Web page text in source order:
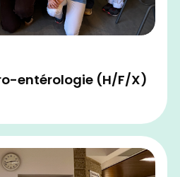
entérologie (H/F/X)